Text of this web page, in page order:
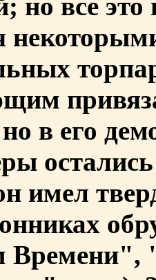
но все
в его
имел
Времени",